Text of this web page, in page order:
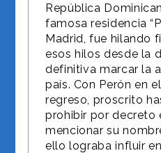
República
famosa residencia
Madrid, fue hilando
esos hilos desde la
definitiva marcar la
país. Con Perón en
regreso, proscrito
prohibir por decreto
mencionar su
ello lograba influir